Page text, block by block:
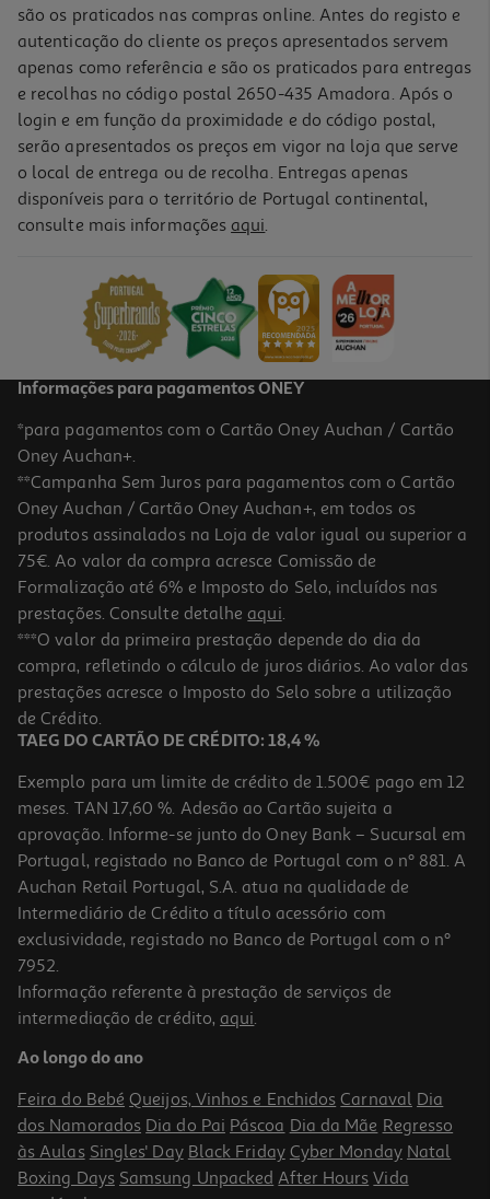
Goma Eva Moosgummi Liderpapel Laranja 50x70cm 1.5mm
4.0
Goma Eva Moosgummi Liderpapel Vermelho 50x70cm 1.5mm
1.79 €/un
1,79 €
Goma Eva Moosgummi Liderpapel Preto 50x70cm 1.5mm
1.79 €/un
1,79 €
são os praticados nas compras online. Antes do registo e
autenticação do cliente os preços apresentados servem
apenas como referência e são os praticados para entregas
e recolhas no código postal 2650-435 Amadora. Após o
login e em função da proximidade e do código postal,
serão apresentados os preços em vigor na loja que serve
o local de entrega ou de recolha. Entregas apenas
disponíveis para o território de Portugal continental,
consulte mais informações aqui.
Informações para pagamentos ONEY
*para pagamentos com o Cartão Oney Auchan / Cartão
Oney Auchan+.
**Campanha Sem Juros para pagamentos com o Cartão
Oney Auchan / Cartão Oney Auchan+, em todos os
produtos assinalados na Loja de valor igual ou superior a
75€. Ao valor da compra acresce Comissão de
Formalização até 6% e Imposto do Selo, incluídos nas
prestações. Consulte detalhe aqui.
***O valor da primeira prestação depende do dia da
compra, refletindo o cálculo de juros diários. Ao valor das
prestações acresce o Imposto do Selo sobre a utilização
de Crédito.
TAEG DO CARTÃO DE CRÉDITO: 18,4 %
Exemplo para um limite de crédito de 1.500€ pago em 12
meses. TAN 17,60 %. Adesão ao Cartão sujeita a
aprovação. Informe-se junto do Oney Bank – Sucursal em
Portugal, registado no Banco de Portugal com o nº 881. A
Auchan Retail Portugal, S.A. atua na qualidade de
Intermediário de Crédito a título acessório com
exclusividade, registado no Banco de Portugal com o nº
7952.
Informação referente à prestação de serviços de
intermediação de crédito, aqui.
Ao longo do ano
Feira do Bebé Queijos, Vinhos e Enchidos Carnaval Dia
dos Namorados Dia do Pai Páscoa Dia da Mãe Regresso
às Aulas Singles' Day Black Friday Cyber Monday Natal
Boxing Days Samsung Unpacked After Hours Vida